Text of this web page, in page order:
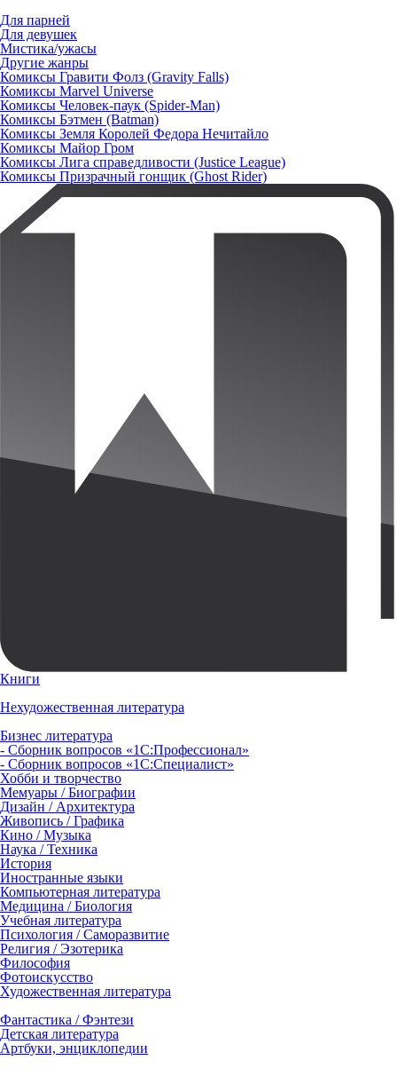
Для парней
Для девушек
Мистика/ужасы
Другие жанры
Комиксы Гравити Фолз (Gravity Falls)
Комиксы Marvel Universe
Комиксы Человек-паук (Spider-Man)
Комиксы Бэтмен (Batman)
Комиксы Земля Королей Федора Нечитайло
Комиксы Майор Гром
Комиксы Лига справедливости (Justice League)
Комиксы Призрачный гонщик (Ghost Rider)
Книги
Нехудожественная литература
Бизнес литература
- Сборник вопросов «1С:Профессионал»
- Сборник вопросов «1С:Специалист»
Хобби и творчество
Мемуары / Биографии
Дизайн / Архитектура
Живопись / Графика
Кино / Музыка
Наука / Техника
История
Иностранные языки
Компьютерная литература
Медицина / Биология
Учебная литература
Психология / Саморазвитие
Религия / Эзотерика
Философия
Фотоискусство
Художественная литература
Фантастика / Фэнтези
Детская литература
Артбуки, энциклопедии